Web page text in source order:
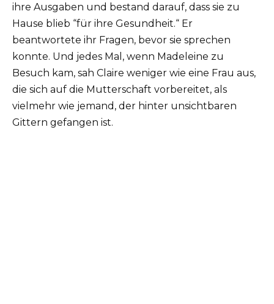
ihre Ausgaben und bestand darauf, dass sie zu
Hause blieb “für ihre Gesundheit.“ Er
beantwortete ihr Fragen, bevor sie sprechen
konnte. Und jedes Mal, wenn Madeleine zu
Besuch kam, sah Claire weniger wie eine Frau aus,
die sich auf die Mutterschaft vorbereitet, als
vielmehr wie jemand, der hinter unsichtbaren
Gittern gefangen ist.